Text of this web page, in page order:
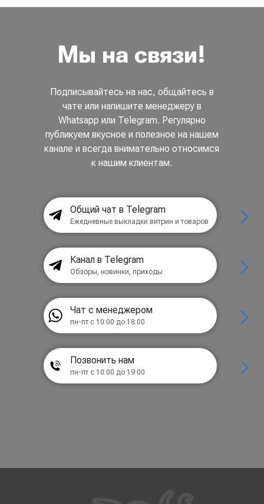
Мы на связи!
Подписывайтесь на нас, общайтесь в
чате или напишите менеджеру в
Whatsapp или Telegram. Регулярно
публикуем вкусное и полезное на нашем
канале и всегда внимательно относимся
к нашим клиентам.
Общий чат в Telegram
Ежедневные выкладки витрин и товаров
Канал в Telegram
Обзоры, новинки, приходы
Чат с менеджером
пн-пт с 10:00 до 18:00
Позвонить нам
пн-пт с 10:00 до 19:00